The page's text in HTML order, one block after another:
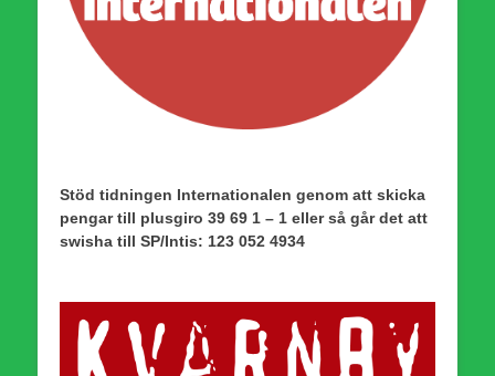
Stöd tidningen Internationalen genom att skicka
pengar till plusgiro 39 69 1 – 1 eller så går det att
swisha till SP/Intis: 123 052 4934